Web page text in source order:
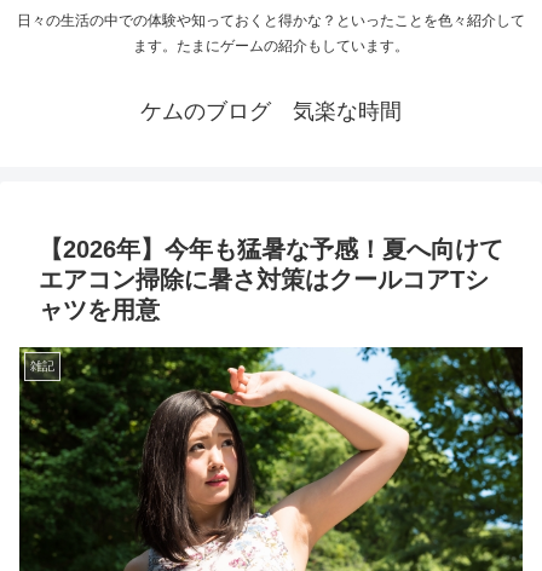
日々の生活の中での体験や知っておくと得かな？といったことを色々紹介して
ます。たまにゲームの紹介もしています。
ケムのブログ 気楽な時間
【2026年】今年も猛暑な予感！夏へ向けて
エアコン掃除に暑さ対策はクールコアTシ
ャツを用意
雑記